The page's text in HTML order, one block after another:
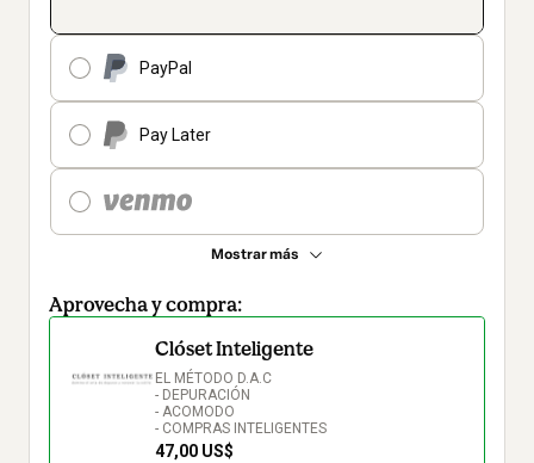
PayPal
Pay Later
Mostrar más
Aprovecha y compra:
Clóset Inteligente
EL MÉTODO D.A.C
- DEPURACIÓN
- ACOMODO
- COMPRAS INTELIGENTES
47,00 US$